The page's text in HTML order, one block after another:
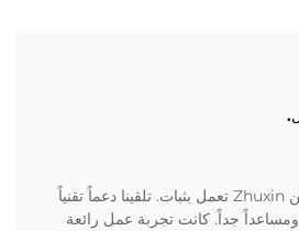
"ماكينة أكياس الورق من Zhuxin تعمل بثبات. تلقينا دعماً تقنياً
جداً. كانت تجربة عمل رائعة